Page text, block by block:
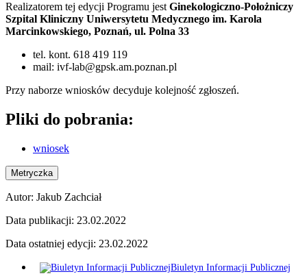
Realizatorem tej edycji Programu jest Ginekologiczno-Położniczy
Szpital Kliniczny Uniwersytetu Medycznego im. Karola
Marcinkowskiego, Poznań, ul. Polna 33
tel. kont. 618 419 119
mail: ivf-lab@gpsk.am.poznan.pl
Przy naborze wniosków decyduje kolejność zgłoszeń.
Pliki do pobrania:
wniosek
Metryczka
Autor: Jakub Zachciał
Data publikacji: 23.02.2022
Data ostatniej edycji: 23.02.2022
Biuletyn Informacji Publicznej